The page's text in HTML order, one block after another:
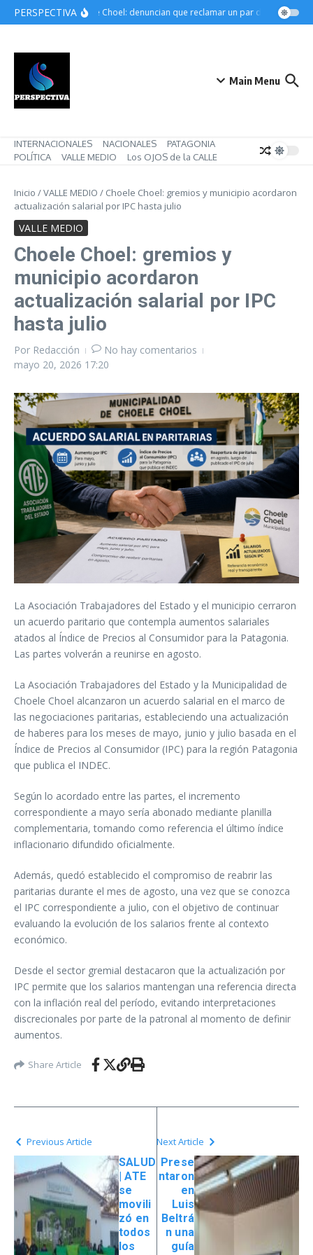
Saltar al contenido
PERSPECTIVAChoele Choel: denuncian que reclamar un par de botines
Main Menu
INTERNACIONALES NACIONALES
PATAGONIA
POLÍTICA
VALLE MEDIO Los OJOS de la CALLE
Inicio /VALLE MEDIO / Choele Choel: gremios y municipio acordaron
actualización salarial por IPC hasta julio
VALLE MEDIO
Choele Choel: gremios y
municipio acordaron
actualización salarial por IPC
hasta julio
Por Redacción
No hay comentarios
mayo 20, 2026 17:20
La Asociación Trabajadores del Estado y el municipio cerraron
un acuerdo paritario que contempla aumentos salariales
atados al Índice de Precios al Consumidor para la Patagonia.
Las partes volverán a reunirse en agosto.
La Asociación Trabajadores del Estado y la Municipalidad de
Choele Choel alcanzaron un acuerdo salarial en el marco de
las negociaciones paritarias, estableciendo una actualización
de haberes para los meses de mayo, junio y julio basada en el
Índice de Precios al Consumidor (IPC) para la región Patagonia
que publica el INDEC.
Según lo acordado entre las partes, el incremento
correspondiente a mayo sería abonado mediante planilla
complementaria, tomando como referencia el último índice
inflacionario difundido oficialmente.
Además, quedó establecido el compromiso de reabrir las
paritarias durante el mes de agosto, una vez que se conozca
el IPC correspondiente a julio, con el objetivo de continuar
evaluando la evolución de los salarios frente al contexto
económico.
Desde el sector gremial destacaron que la actualización por
IPC permite que los salarios mantengan una referencia directa
con la inflación real del período, evitando interpretaciones
discrecionales por parte de la patronal al momento de definir
aumentos.
Share Article
Previous Article
SALUD
| ATE
se
movili
zó en
todos
los
Next Article
Prese
ntaron
en
Luis
Beltrá
n una
guía